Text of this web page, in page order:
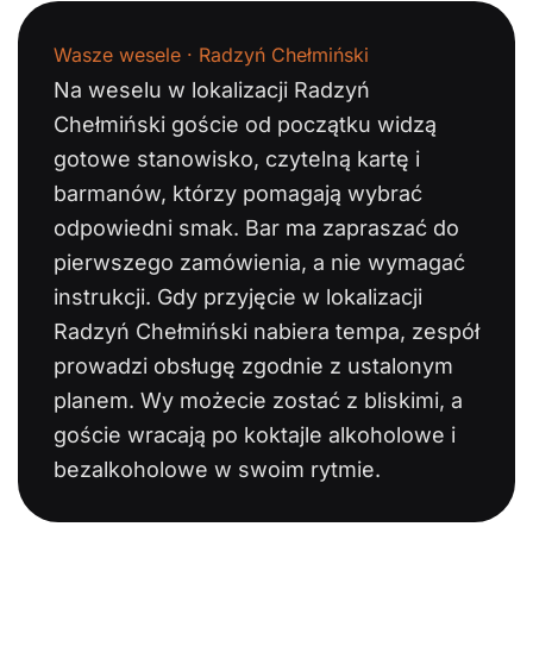
Wasze wesele · Radzyń Chełmiński
Na weselu w lokalizacji Radzyń
Chełmiński goście od początku widzą
gotowe stanowisko, czytelną kartę i
barmanów, którzy pomagają wybrać
odpowiedni smak. Bar ma zapraszać do
pierwszego zamówienia, a nie wymagać
instrukcji. Gdy przyjęcie w lokalizacji
Radzyń Chełmiński nabiera tempa, zespół
prowadzi obsługę zgodnie z ustalonym
planem. Wy możecie zostać z bliskimi, a
goście wracają po koktajle alkoholowe i
bezalkoholowe w swoim rytmie.